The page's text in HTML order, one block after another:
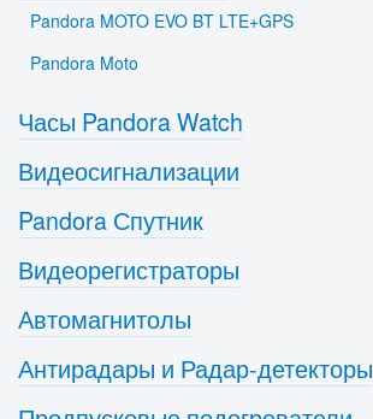
Pandora MOTO EVO BT LTE+GPS
Pandora Moto
Часы Pandora Watch
Видеосигнализации
Pandora Спутник
Видеорегистраторы
Автомагнитолы
Антирадары и Радар-детекторы